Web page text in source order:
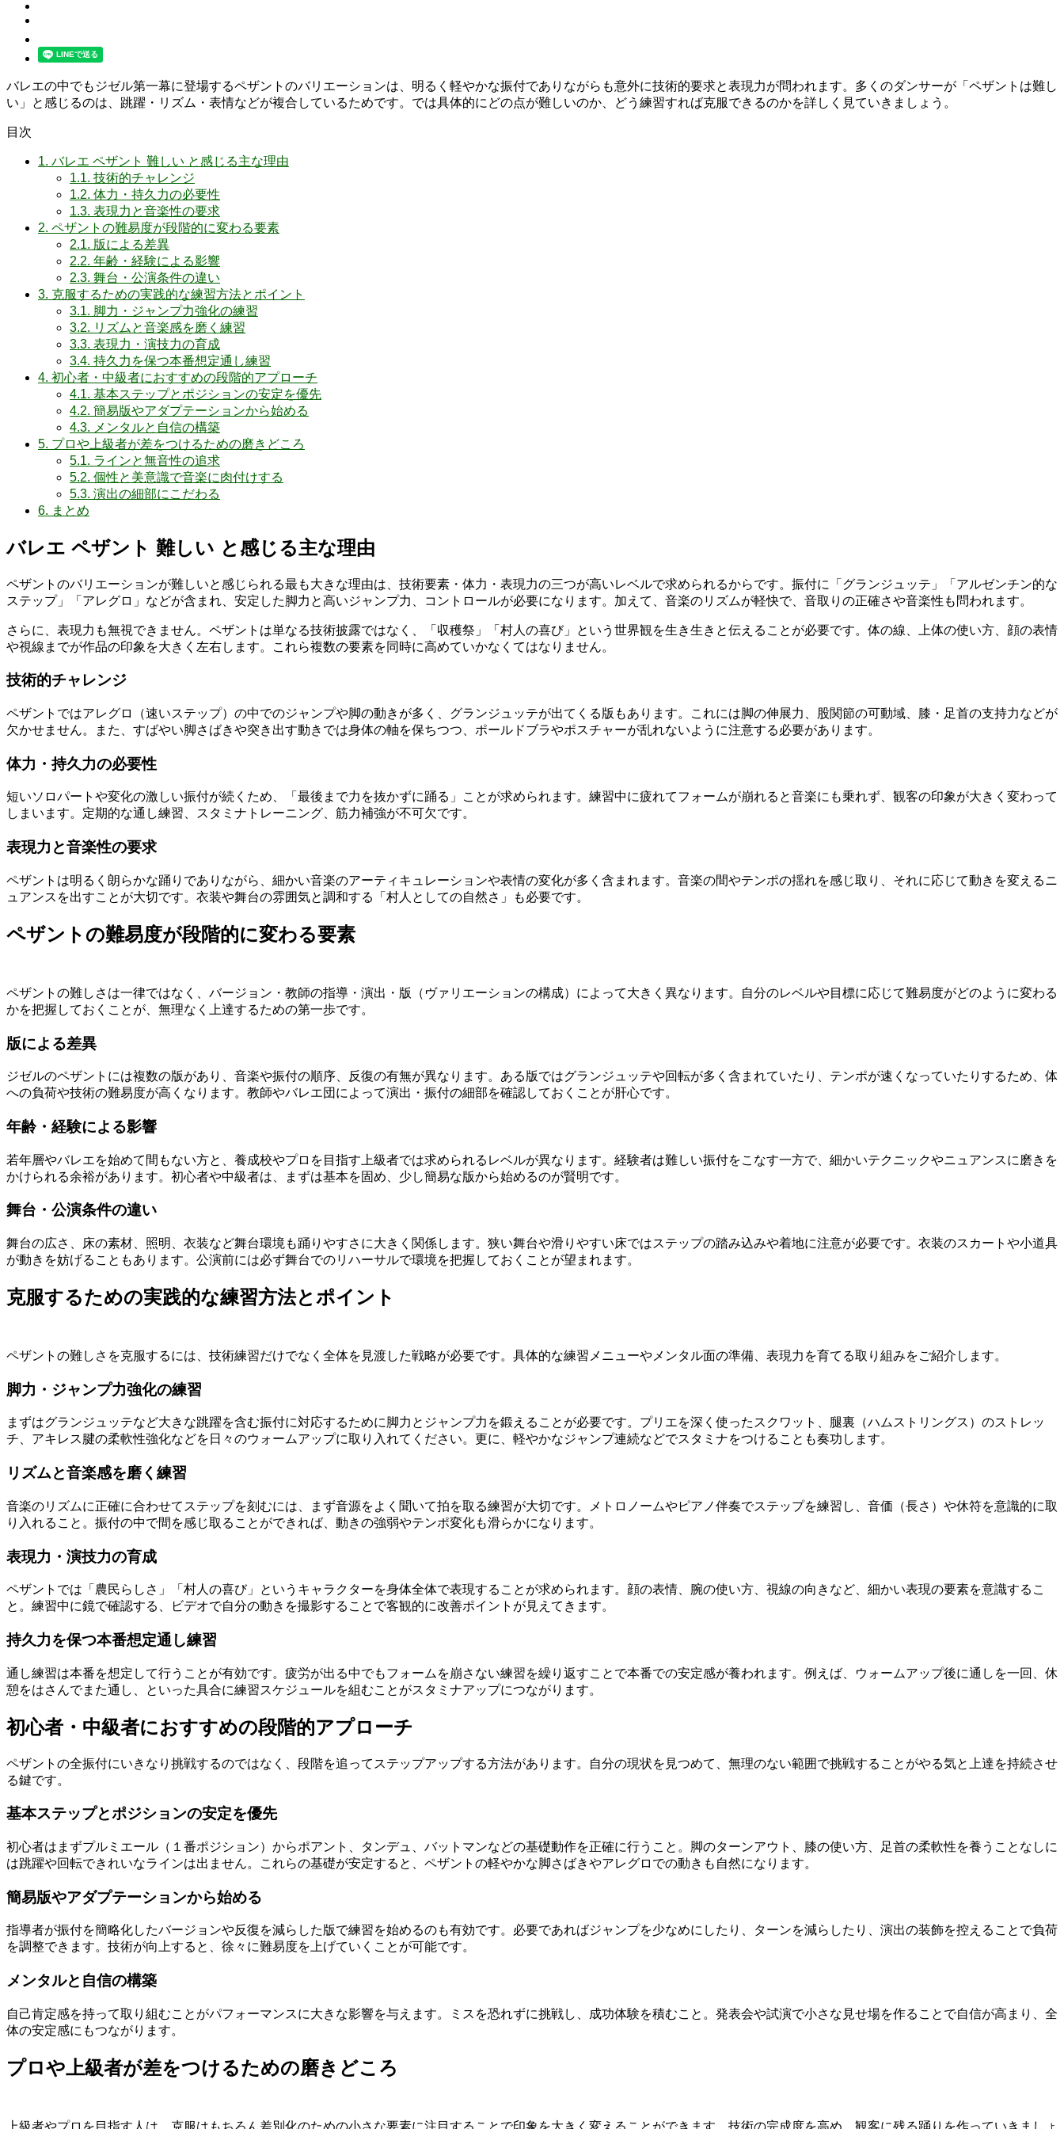
バレエの中でもジゼル第一幕に登場するペザントのバリエーションは、明るく軽やかな振付でありながらも意外に技術的要求と表現力が問われます。多くのダンサーが「ペザントは難し
い」と感じるのは、跳躍・リズム・表情などが複合しているためです。では具体的にどの点が難しいのか、どう練習すれば克服できるのかを詳しく見ていきましょう。
目次
1. バレエ ペザント 難しい と感じる主な理由
1.1. 技術的チャレンジ
1.2. 体力・持久力の必要性
1.3. 表現力と音楽性の要求
2. ペザントの難易度が段階的に変わる要素
2.1. 版による差異
2.2. 年齢・経験による影響
2.3. 舞台・公演条件の違い
3. 克服するための実践的な練習方法とポイント
3.1. 脚力・ジャンプ力強化の練習
3.2. リズムと音楽感を磨く練習
3.3. 表現力・演技力の育成
3.4. 持久力を保つ本番想定通し練習
4. 初心者・中級者におすすめの段階的アプローチ
4.1. 基本ステップとポジションの安定を優先
4.2. 簡易版やアダプテーションから始める
4.3. メンタルと自信の構築
5. プロや上級者が差をつけるための磨きどころ
5.1. ラインと無音性の追求
5.2. 個性と美意識で音楽に肉付けする
5.3. 演出の細部にこだわる
6. まとめ
バレエ ペザント 難しい と感じる主な理由
ペザントのバリエーションが難しいと感じられる最も大きな理由は、技術要素・体力・表現力の三つが高いレベルで求められるからです。振付に「グランジュッテ」「アルゼンチン的な
ステップ」「アレグロ」などが含まれ、安定した脚力と高いジャンプ力、コントロールが必要になります。加えて、音楽のリズムが軽快で、音取りの正確さや音楽性も問われます。
さらに、表現力も無視できません。ペザントは単なる技術披露ではなく、「収穫祭」「村人の喜び」という世界観を生き生きと伝えることが必要です。体の線、上体の使い方、顔の表情
や視線までが作品の印象を大きく左右します。これら複数の要素を同時に高めていかなくてはなりません。
技術的チャレンジ
ペザントではアレグロ（速いステップ）の中でのジャンプや脚の動きが多く、グランジュッテが出てくる版もあります。これには脚の伸展力、股関節の可動域、膝・足首の支持力などが
欠かせません。また、すばやい脚さばきや突き出す動きでは身体の軸を保ちつつ、ポールドブラやポスチャーが乱れないように注意する必要があります。
体力・持久力の必要性
短いソロパートや変化の激しい振付が続くため、「最後まで力を抜かずに踊る」ことが求められます。練習中に疲れてフォームが崩れると音楽にも乗れず、観客の印象が大きく変わって
しまいます。定期的な通し練習、スタミナトレーニング、筋力補強が不可欠です。
表現力と音楽性の要求
ペザントは明るく朗らかな踊りでありながら、細かい音楽のアーティキュレーションや表情の変化が多く含まれます。音楽の間やテンポの揺れを感じ取り、それに応じて動きを変えるニ
ュアンスを出すことが大切です。衣装や舞台の雰囲気と調和する「村人としての自然さ」も必要です。
ペザントの難易度が段階的に変わる要素
ペザントの難しさは一律ではなく、バージョン・教師の指導・演出・版（ヴァリエーションの構成）によって大きく異なります。自分のレベルや目標に応じて難易度がどのように変わる
かを把握しておくことが、無理なく上達するための第一歩です。
版による差異
ジゼルのペザントには複数の版があり、音楽や振付の順序、反復の有無が異なります。ある版ではグランジュッテや回転が多く含まれていたり、テンポが速くなっていたりするため、体
への負荷や技術の難易度が高くなります。教師やバレエ団によって演出・振付の細部を確認しておくことが肝心です。
年齢・経験による影響
若年層やバレエを始めて間もない方と、養成校やプロを目指す上級者では求められるレベルが異なります。経験者は難しい振付をこなす一方で、細かいテクニックやニュアンスに磨きを
かけられる余裕があります。初心者や中級者は、まずは基本を固め、少し簡易な版から始めるのが賢明です。
舞台・公演条件の違い
舞台の広さ、床の素材、照明、衣装など舞台環境も踊りやすさに大きく関係します。狭い舞台や滑りやすい床ではステップの踏み込みや着地に注意が必要です。衣装のスカートや小道具
が動きを妨げることもあります。公演前には必ず舞台でのリハーサルで環境を把握しておくことが望まれます。
克服するための実践的な練習方法とポイント
ペザントの難しさを克服するには、技術練習だけでなく全体を見渡した戦略が必要です。具体的な練習メニューやメンタル面の準備、表現力を育てる取り組みをご紹介します。
脚力・ジャンプ力強化の練習
まずはグランジュッテなど大きな跳躍を含む振付に対応するために脚力とジャンプ力を鍛えることが必要です。プリエを深く使ったスクワット、腿裏（ハムストリングス）のストレッ
チ、アキレス腱の柔軟性強化などを日々のウォームアップに取り入れてください。更に、軽やかなジャンプ連続などでスタミナをつけることも奏功します。
リズムと音楽感を磨く練習
音楽のリズムに正確に合わせてステップを刻むには、まず音源をよく聞いて拍を取る練習が大切です。メトロノームやピアノ伴奏でステップを練習し、音価（長さ）や休符を意識的に取
り入れること。振付の中で間を感じ取ることができれば、動きの強弱やテンポ変化も滑らかになります。
表現力・演技力の育成
ペザントでは「農民らしさ」「村人の喜び」というキャラクターを身体全体で表現することが求められます。顔の表情、腕の使い方、視線の向きなど、細かい表現の要素を意識するこ
と。練習中に鏡で確認する、ビデオで自分の動きを撮影することで客観的に改善ポイントが見えてきます。
持久力を保つ本番想定通し練習
通し練習は本番を想定して行うことが有効です。疲労が出る中でもフォームを崩さない練習を繰り返すことで本番での安定感が養われます。例えば、ウォームアップ後に通しを一回、休
憩をはさんでまた通し、といった具合に練習スケジュールを組むことがスタミナアップにつながります。
初心者・中級者におすすめの段階的アプローチ
ペザントの全振付にいきなり挑戦するのではなく、段階を追ってステップアップする方法があります。自分の現状を見つめて、無理のない範囲で挑戦することがやる気と上達を持続させ
る鍵です。
基本ステップとポジションの安定を優先
初心者はまずプルミエール（１番ポジション）からポアント、タンデュ、バットマンなどの基礎動作を正確に行うこと。脚のターンアウト、膝の使い方、足首の柔軟性を養うことなしに
は跳躍や回転できれいなラインは出ません。これらの基礎が安定すると、ペザントの軽やかな脚さばきやアレグロでの動きも自然になります。
簡易版やアダプテーションから始める
指導者が振付を簡略化したバージョンや反復を減らした版で練習を始めるのも有効です。必要であればジャンプを少なめにしたり、ターンを減らしたり、演出の装飾を控えることで負荷
を調整できます。技術が向上すると、徐々に難易度を上げていくことが可能です。
メンタルと自信の構築
自己肯定感を持って取り組むことがパフォーマンスに大きな影響を与えます。ミスを恐れずに挑戦し、成功体験を積むこと。発表会や試演で小さな見せ場を作ることで自信が高まり、全
体の安定感にもつながります。
プロや上級者が差をつけるための磨きどころ
上級者やプロを目指す人は、克服はもちろん差別化のための小さな要素に注目することで印象を大きく変えることができます。技術の完成度を高め、観客に残る踊りを作っていきましょ